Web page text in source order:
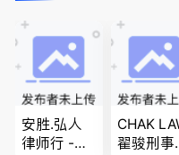
商业移民，
名校申请
团聚，投
移民以及
类省提名
技术移民
安胜.弘人
律师行 -
CHAK
翟骏刑事